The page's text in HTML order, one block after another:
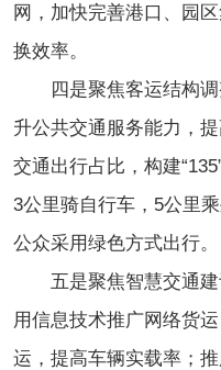
网，加快完善港口、园
换效率。
四是聚焦客运结构
升公共交通服务能力，
交通出行占比，构建
3公里骑自行车，5公里
公众采用绿色方式出行。
五是聚焦智慧交通
用信息技术推广网络货
运，提高车辆实载率；